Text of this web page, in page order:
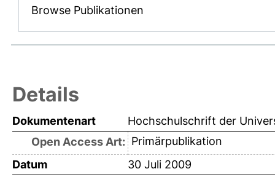
Browse Publikationen
Details
Dokumentenart
Hochschulschrift der
Open Access Art: Primärpublikation
Datum
30 Juli 2009